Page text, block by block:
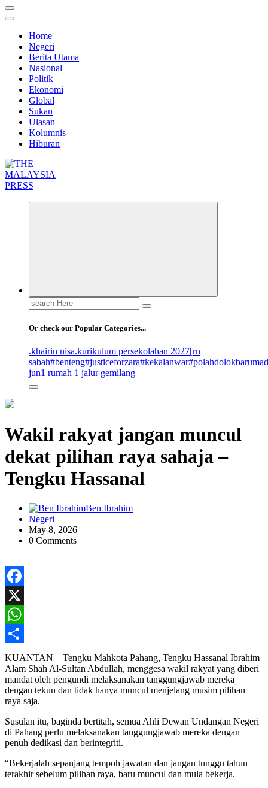
Home
Negeri
Berita Utama
Nasional
Politik
Ekonomi
Global
Sukan
Ulasan
Kolumnis
Hiburan
Search
for:
Or check our Popular Categories...
.khairin nisa.kurikulum persekolahan 2027[rn
sabah#benteng#justiceforzara#kekalanwar
jun1 rumah 1 jalur gemilang
Wakil rakyat jangan muncul
dekat pilihan raya sahaja –
Tengku Hassanal
Ben Ibrahim
Negeri
May 8, 2026
0 Comments
Facebook
X
WhatsApp
Share
KUANTAN – Tengku Mahkota Pahang, Tengku Hassanal Ibrahim
Alam Shah Al-Sultan Abdullah, menggesa wakil rakyat yang diberi
mandat oleh pengundi melaksanakan tanggungjawab mereka
dengan tekun dan tidak hanya muncul menjelang musim pilihan
raya saja.
Susulan itu, baginda bertitah, semua Ahli Dewan Undangan Negeri
di Pahang perlu melaksanakan tanggungjawab mereka dengan
penuh dedikasi dan berintegriti.
“Bekerjalah sepanjang tempoh jawatan dan jangan tunggu tahun
terakhir sebelum pilihan raya, baru muncul dan mula bekerja.